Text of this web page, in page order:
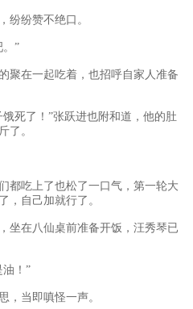
纷赞不绝口。
”
在一起吃着，也招呼自家人准备
死了！”张跃进也附和道，他的肚
了。
吃上了也松了一口气，第一轮大
，自己加就行了。
在八仙桌前准备开饭，汪秀琴已
！”
当即嗔怪一声。